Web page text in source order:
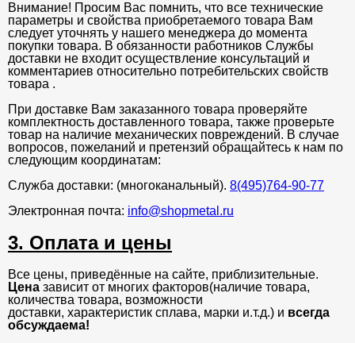
Внимание! Просим Вас помнить, что все технические
параметры и свойства приобретаемого товара Вам
следует уточнять у нашего менеджера до момента
покупки товара. В обязанности работников Службы
доставки не входит осуществление консультаций и
комментариев относительно потребительских свойств
товара .
При доставке Вам заказанного товара проверяйте
комплектность доставленного товара, также проверьте
товар на наличие механических повреждений. В случае
вопросов, пожеланий и претензий обращайтесь к нам по
следующим координатам:
Служба доставки: (многоканальный). 8(495)764-90-77
Электронная почта: info@shopmetal.ru
3. Оплата и цены
Все цены, приведённые на сайте, приблизительные.
Цена зависит от многих факторов(наличие товара,
количества товара, возможности
доставки, характеристик сплава, марки и.т.д.) и всегда
обсуждаема!